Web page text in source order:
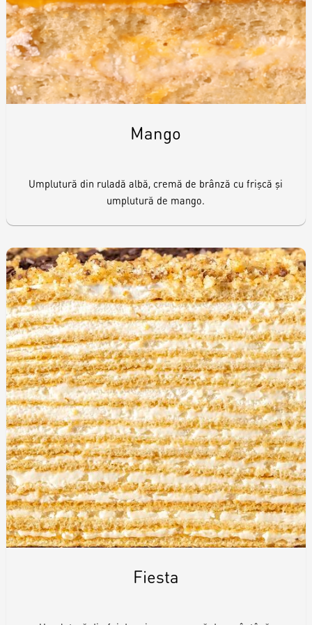
Raw & Vegan
Cakes
Mango
Umplutură din ruladă albă, cremă de brânză cu frişcă şi
umplutură de mango.
Fiesta